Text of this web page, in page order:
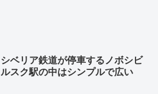
シベリア鉄道が停車するノボシビ
ルスク駅の中はシンプルで広い